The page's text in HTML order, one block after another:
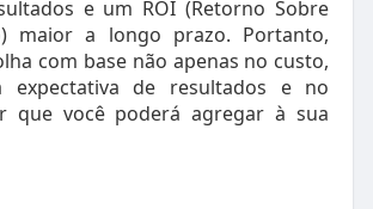
e um ROI (Retorno Sobre
maior a longo prazo. Portanto,
com base não apenas no custo,
expectativa de resultados e no
que você poderá agregar à sua